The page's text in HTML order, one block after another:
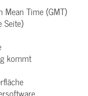
Mean Time (GMT)
Seite)
kommt